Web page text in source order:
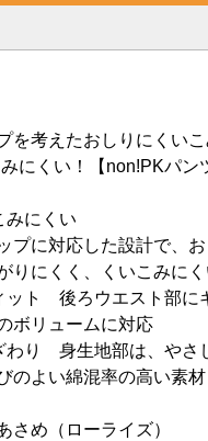
を考えたおしりにくい
にくい！【non!PKパン
みにくい
プに対応した設計で、お
りにくく、くいこみにく
ット 後ろウエスト部に
ボリュームに対応
わり 身生地部は、やさ
のよい綿混率の高い素材
さめ（ローライズ）